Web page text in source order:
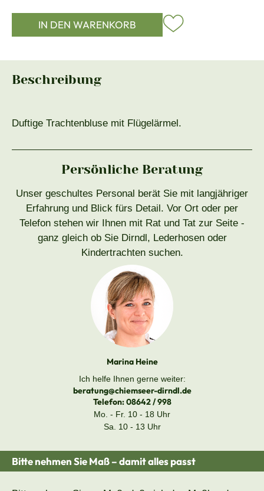
IN DEN WARENKORB
Beschreibung
Duftige Trachtenbluse mit Flügelärmel.
Persönliche Beratung
Unser geschultes Personal berät Sie mit langjähriger
Erfahrung und Blick fürs Detail. Vor Ort oder per
Telefon stehen wir Ihnen mit Rat und Tat zur Seite -
ganz gleich ob Sie Dirndl, Lederhosen oder
Kindertrachten suchen.
Marina Heine
Ich helfe Ihnen gerne weiter:
beratung@chiemseer-dirndl.de
Telefon:08642 / 998
Mo. - Fr. 10 - 18 Uhr
Sa. 10 - 13 Uhr
Bitte nehmen Sie Maß – damit alles passt